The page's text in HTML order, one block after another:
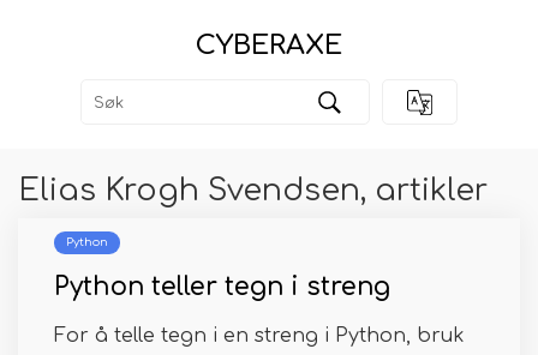
CYBERAXE
Elias Krogh Svendsen, artikler
Python
Python teller tegn i streng
For å telle tegn i en streng i Python, bruk